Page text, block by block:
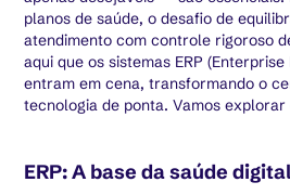
planos de saúde, o desafio de
atendimento com controle rigoroso
aqui que os sistemas ERP
entram em cena, transformando o
tecnologia de ponta. Vamos explorar
ERP: A base da saúde